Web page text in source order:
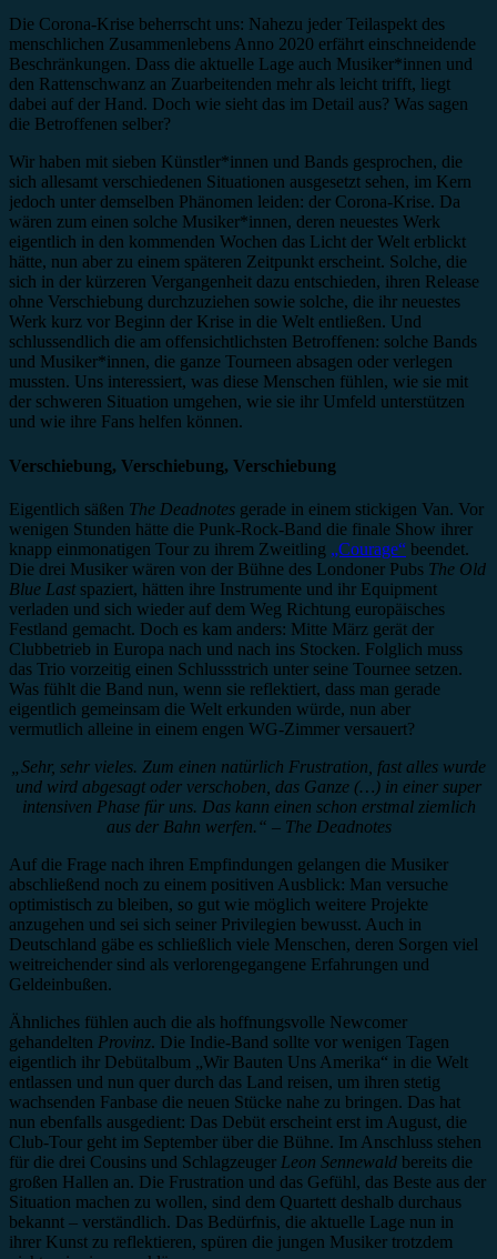
Die Corona-Krise beherrscht uns: Nahezu jeder Teilaspekt des
menschlichen Zusammenlebens Anno 2020 erfährt einschneidende
Beschränkungen. Dass die aktuelle Lage auch Musiker*innen und
den Rattenschwanz an Zuarbeitenden mehr als leicht trifft, liegt
dabei auf der Hand. Doch wie sieht das im Detail aus? Was sagen
die Betroffenen selber?
Wir haben mit sieben Künstler*innen und Bands gesprochen, die
sich allesamt verschiedenen Situationen ausgesetzt sehen, im Kern
jedoch unter demselben Phänomen leiden: der Corona-Krise. Da
wären zum einen solche Musiker*innen, deren neuestes Werk
eigentlich in den kommenden Wochen das Licht der Welt erblickt
hätte, nun aber zu einem späteren Zeitpunkt erscheint. Solche, die
sich in der kürzeren Vergangenheit dazu entschieden, ihren Release
ohne Verschiebung durchzuziehen sowie solche, die ihr neuestes
Werk kurz vor Beginn der Krise in die Welt entließen. Und
schlussendlich die am offensichtlichsten Betroffenen: solche Bands
und Musiker*innen, die ganze Tourneen absagen oder verlegen
mussten. Uns interessiert, was diese Menschen fühlen, wie sie mit
der schweren Situation umgehen, wie sie ihr Umfeld unterstützen
und wie ihre Fans helfen können.
Verschiebung, Verschiebung, Verschiebung
Eigentlich säßen The Deadnotes gerade in einem stickigen Van. Vor
wenigen Stunden hätte die Punk-Rock-Band die finale Show ihrer
knapp einmonatigen Tour zu ihrem Zweitling „Courage“ beendet.
Die drei Musiker wären von der Bühne des Londoner Pubs The Old
Blue Last spaziert, hätten ihre Instrumente und ihr Equipment
verladen und sich wieder auf dem Weg Richtung europäisches
Festland gemacht. Doch es kam anders: Mitte März gerät der
Clubbetrieb in Europa nach und nach ins Stocken. Folglich muss
das Trio vorzeitig einen Schlussstrich unter seine Tournee setzen.
Was fühlt die Band nun, wenn sie reflektiert, dass man gerade
eigentlich gemeinsam die Welt erkunden würde, nun aber
vermutlich alleine in einem engen WG-Zimmer versauert?
„Sehr, sehr vieles. Zum einen natürlich Frustration, fast alles wurde
und wird abgesagt oder verschoben, das Ganze (…) in einer super
intensiven Phase für uns. Das kann einen schon erstmal ziemlich
aus der Bahn werfen.“ – The Deadnotes
Auf die Frage nach ihren Empfindungen gelangen die Musiker
abschließend noch zu einem positiven Ausblick: Man versuche
optimistisch zu bleiben, so gut wie möglich weitere Projekte
anzugehen und sei sich seiner Privilegien bewusst. Auch in
Deutschland gäbe es schließlich viele Menschen, deren Sorgen viel
weitreichender sind als verlorengegangene Erfahrungen und
Geldeinbußen.
Ähnliches fühlen auch die als hoffnungsvolle Newcomer
gehandelten Provinz. Die Indie-Band sollte vor wenigen Tagen
eigentlich ihr Debütalbum „Wir Bauten Uns Amerika“ in die Welt
entlassen und nun quer durch das Land reisen, um ihren stetig
wachsenden Fanbase die neuen Stücke nahe zu bringen. Das hat
nun ebenfalls ausgedient: Das Debüt erscheint erst im August, die
Club-Tour geht im September über die Bühne. Im Anschluss stehen
für die drei Cousins und Schlagzeuger Leon Sennewald bereits die
großen Hallen an. Die Frustration und das Gefühl, das Beste aus der
Situation machen zu wollen, sind dem Quartett deshalb durchaus
bekannt – verständlich. Das Bedürfnis, die aktuelle Lage nun in
ihrer Kunst zu reflektieren, spüren die jungen Musiker trotzdem